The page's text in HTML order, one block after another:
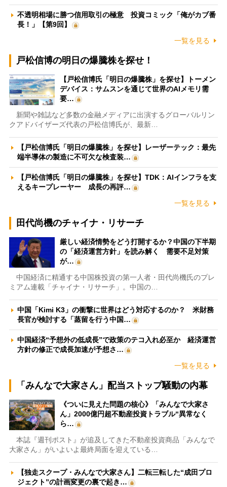
不透明相場に勝つ信用取引の極意 投資コミック「俺がカブ番
長！」【第9回】
一覧を見る
戸松信博の明日の爆騰株を探せ！
【戸松信博氏「明日の爆騰株」を探せ】トーメン
デバイス：サムスンを通じて世界のAIメモリ需
要…
新聞や雑誌など多数の金融メディアに出演するグローバルリン
クアドバイザーズ代表の戸松信博氏が、最新…
【戸松信博氏「明日の爆騰株」を探せ】レーザーテック：最先
端半導体の製造に不可欠な検査装…
【戸松信博氏「明日の爆騰株」を探せ】TDK：AIインフラを支
えるキープレーヤー 成長の再評…
一覧を見る
田代尚機のチャイナ・リサーチ
厳しい経済情勢をどう打開するか？中国の下半期
の「経済運営方針」を読み解く 需要不足対策
が…
中国経済に精通する中国株投資の第一人者・田代尚機氏のプレ
ミアム連載「チャイナ・リサーチ」。中国の…
中国「Kimi K3」の衝撃に世界はどう対応するのか？ 米財務
長官が検討する「蒸留を行う中国…
中国経済“予想外の低成長”で政策のテコ入れ必至か 経済運営
方針の修正で成長加速が予想さ…
一覧を見る
「みんなで大家さん」配当ストップ騒動の内幕
《ついに見えた問題の核心》「みんなで大家さ
ん」2000億円超不動産投資トラブル“異常なく
ら…
本誌『週刊ポスト』が追及してきた不動産投資商品「みんなで
大家さん」がいよいよ最終局面を迎えている…
【独走スクープ・みんなで大家さん】二転三転した“成田プロ
ジェクト”の計画変更の裏で起き…